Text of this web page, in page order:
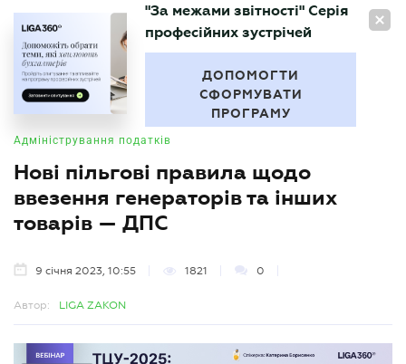
UA
БУХГАЛТЕР
"За межами звітності" Серія
професійних зустрічей
ДОПОМОГТИ
СФОРМУВАТИ
ПРОГРАМУ
Адміністрування податків
Нові пільгові правила щодо
ввезення генераторів та інших
товарів — ДПС
9 січня 2023, 10:55 1821 0
Автор: LIGA ZAKON